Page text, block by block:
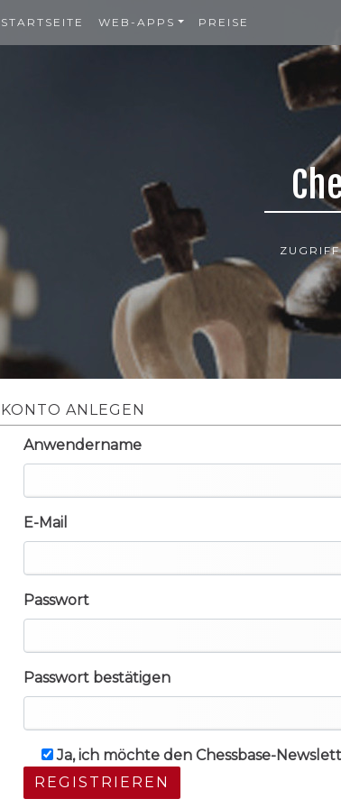
STARTSEITE WEB-APPS PREISE
ANLEGEN
Anwendername
E-Mail
Passwort
Passwort bestätigen
Ja, ich möchte den Chessbase-
REGISTRIEREN